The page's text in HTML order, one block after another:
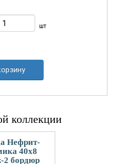
шт
коллекции
Нефрит-
40x8
2 бордюр